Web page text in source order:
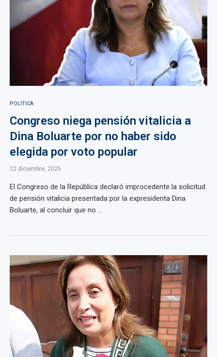
POLÍTICA
Congreso niega pensión vitalicia a
Dina Boluarte por no haber sido
elegida por voto popular
22 diciembre, 2025
El Congreso de la República declaró improcedente la solicitud
de pensión vitalicia presentada por la expresidenta Dina
Boluarte, al concluir que no ...